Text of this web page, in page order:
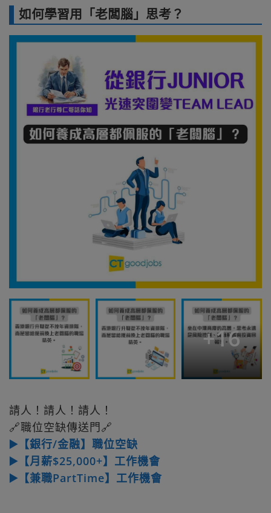
如何學習用「老闆腦」思考？
+16
請人！請人！請人！
🔗職位空缺傳送門🔗
▶️【銀行/金融】職位空缺
▶️【月薪$25,000+】工作機會
▶️【兼職PartTime】工作機會